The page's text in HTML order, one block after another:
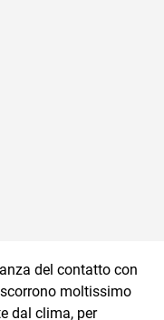
del contatto con
moltissimo
dal clima, per